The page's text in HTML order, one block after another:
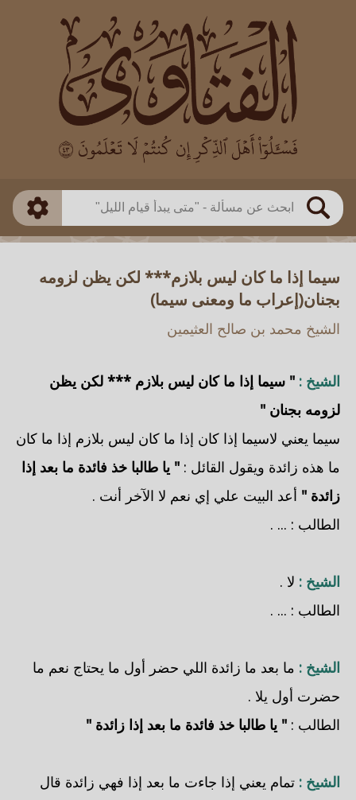
بحث
العالم
بن باز
بن العثيمين
اللجنة الدائمة
طريقة البحث
ذكي
سيما إذا ما كان ليس بلازم*** لكن يظن لزومه
بجنان(إعراب ما ومعنى سيما)
الشيخ محمد بن صالح العثيمين
الشيخ : " سيما إذا ما كان ليس بلازم *** لكن يظن
لزومه بجنان "
سيما يعني لاسيما إذا كان إذا ما كان ليس بلازم إذا ما كان
ما هذه زائدة ويقول القائل : " يا طالبا خذ فائدة ما بعد إذا
زائدة " أعد البيت علي إي نعم لا الآخر أنت .
الطالب : ... .
الشيخ : لا .
الطالب : ... .
الشيخ : ما بعد ما زائدة اللي حضر أول ما يحتاج نعم ما
حضرت أول يلا .
الطالب : " يا طالبا خذ فائدة ما بعد إذا زائدة "
الشيخ : تمام يعني إذا جاءت ما بعد إذا فهي زائدة قال